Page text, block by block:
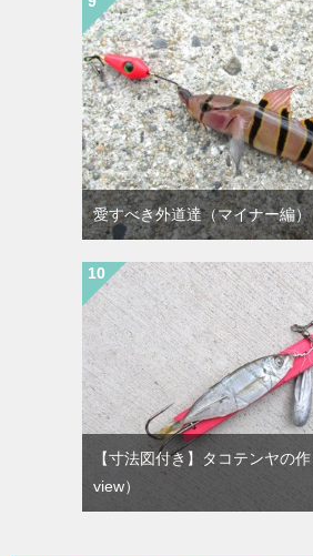
愛すべき外道達（マイナー編）
【寸法図付き】タコテンヤの
view）